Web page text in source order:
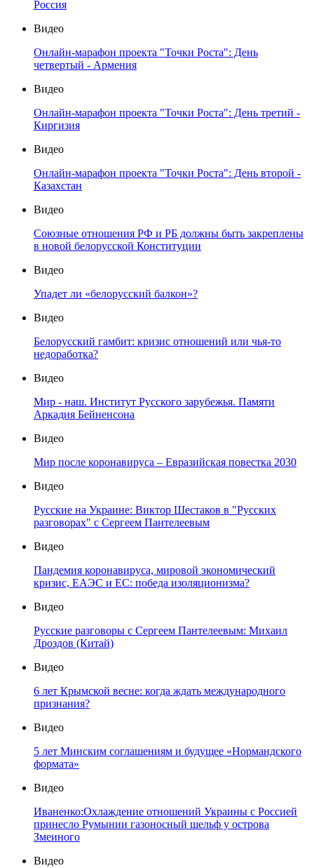
Россия
Видео
Онлайн-марафон проекта "Точки Роста": День
четвертый - Армения
Видео
Онлайн-марафон проекта "Точки Роста": День третий -
Киргизия
Видео
Онлайн-марафон проекта "Точки Роста": День второй -
Казахстан
Видео
Союзные отношения РФ и РБ должны быть закреплены
в новой белорусской Конституции
Видео
Упадет ли «белорусский балкон»?
Видео
Белорусский гамбит: кризис отношений или чья-то
недоработка?
Видео
Мир - наш. Институт Русского зарубежья. Памяти
Аркадия Бейненсона
Видео
Мир после коронавируса – Евразийская повестка 2030
Видео
Русские на Украине: Виктор Шестаков в "Русских
разговорах" с Сергеем Пантелеевым
Видео
Пандемия коронавируса, мировой экономический
кризис, ЕАЭС и ЕС: победа изоляционизма?
Видео
Русские разговоры с Сергеем Пантелеевым: Михаил
Дроздов (Китай)
Видео
6 лет Крымской весне: когда ждать международного
признания?
Видео
5 лет Минским соглашениям и будущее «Нормандского
формата»
Видео
Иваненко:Охлаждение отношений Украины с Россией
принесло Румынии газоносный шельф у острова
Змеиного
Видео